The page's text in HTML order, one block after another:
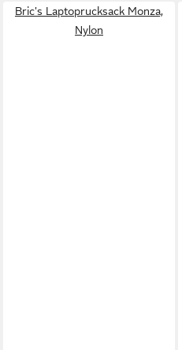
Bric's Laptoprucksack Monza,
Nylon